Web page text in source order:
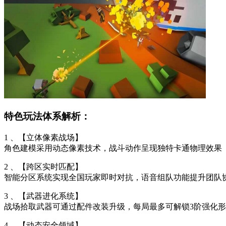
特色玩法体系解析：
1 、【立体像素战场】
角色建模采用动态像素技术，战斗动作呈现独特卡通物理效果
2 、【跨区实时匹配】
智能分区系统实现全国玩家即时对抗，语音组队功能提升团队
3 、【武器进化系统】
战场拾取武器可通过配件改装升级，每局最多可解锁3阶强化